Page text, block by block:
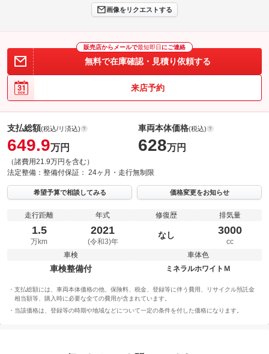
画像をリクエストする
販売店からメールで最短即日 にご連絡
無料で在庫確認・見積り依頼する
来店予約
支払総額(税込/リ済込)
649.9万円
（諸費用21.9万円を含む）
車両本体価格(税込)
628万円
法定整備： 整備付保証： 24ヶ月・走行無制限
希望予算で相談してみる 価格変更をお知らせ
走行距離
1.5
万km
年式
2021
(令和3)年
修復歴
なし
排気量
3000
cc
車検
車検整備付
車体色
ミネラルホワイトＭ
支払総額には、車両本体価格の他、保険料、税金、登録等に伴う費用、リサイクル預託金
相当額等、購入時に必要な全ての費用が含まれています。
当該価格は、登録等の時期や地域などについて一定の条件を付した価格になります。